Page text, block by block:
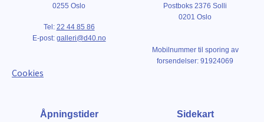
0255 Oslo
Tel: 22 44 85 86
E-post: galleri@d40.no
Cookies
Postboks 2376 Solli
0201 Oslo
Mobilnummer til sporing av
forsendelser: 91924069
Åpningstider Sidekart